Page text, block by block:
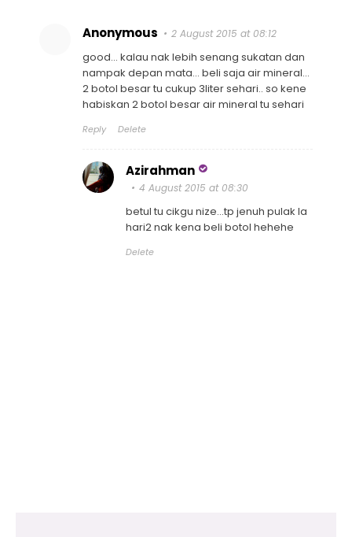
Anonymous 2 August 2015 at 08:12
good... kalau nak lebih senang sukatan dan
nampak depan mata... beli saja air mineral...
2 botol besar tu cukup 3liter sehari.. so kene
habiskan 2 botol besar air mineral tu sehari
Reply Delete
Azirahman
4 August 2015 at 08:30
betul tu cikgu nize...tp jenuh pulak la
hari2 nak kena beli botol hehehe
Delete